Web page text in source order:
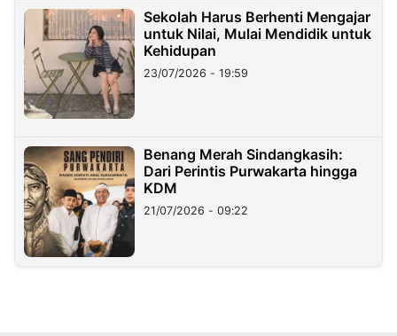
Sekolah Harus Berhenti Mengajar
untuk Nilai, Mulai Mendidik untuk
Kehidupan
23/07/2026 - 19:59
Benang Merah Sindangkasih:
Dari Perintis Purwakarta hingga
KDM
21/07/2026 - 09:22